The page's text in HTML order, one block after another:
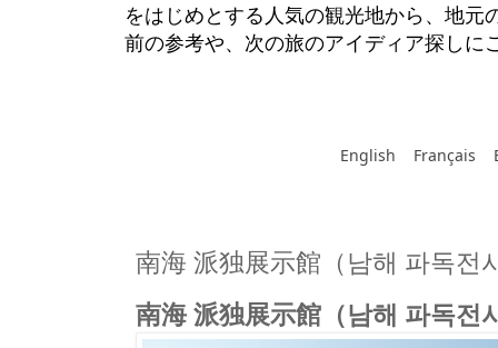
をはじめとする人気の観光地から、地
前の参考や、次の旅のアイディア探しに
English Français
南海 派独展示館（남해 파독전
南海 派独展示館（남해 파독전